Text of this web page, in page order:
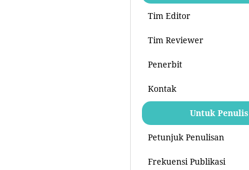
Tim Editor
Tim Reviewer
Penerbit
Kontak
Untuk Penulis
Petunjuk Penulisan
Frekuensi Publikasi